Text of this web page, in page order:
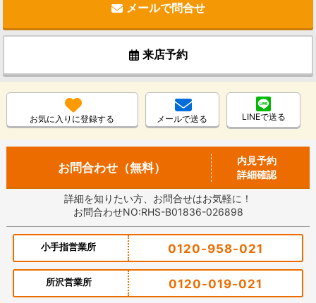
メールで問合せ
来店予約
お気に入りに登録する メールで送る LINEで送る
お問合わせ（無料）
内見予約
詳細確認
詳細を知りたい方、お問合せはお気軽に！
お問合わせNO:RHS-B01836-026898
小手指営業所 0120-958-021
所沢営業所 0120-019-021